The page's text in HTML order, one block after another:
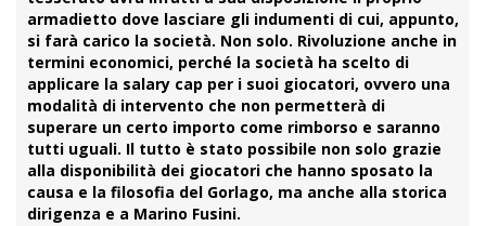
armadietto dove lasciare gli indumenti di cui, appunto,
si farà carico la società. Non solo. Rivoluzione anche in
termini economici, perché la società ha scelto di
applicare la salary cap per i suoi giocatori, ovvero una
modalità di intervento che non permetterà di
superare un certo importo come rimborso e saranno
tutti uguali. Il tutto è stato possibile non solo grazie
alla disponibilità dei giocatori che hanno sposato la
causa e la filosofia del Gorlago, ma anche alla storica
dirigenza e a Marino Fusini.